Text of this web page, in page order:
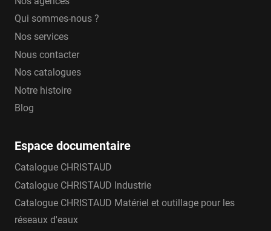
Qui sommes-nous ?
Nos services
Nous contacter
Nos catalogues
Notre histoire
Blog
Espace documentaire
Catalogue CHRISTAUD
Catalogue CHRISTAUD Industrie
Catalogue CHRISTAUD Matériel et outillage pour les
réseaux d'eaux